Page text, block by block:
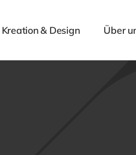
Kreation & Design Über